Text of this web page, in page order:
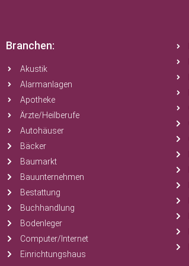
Branchen:
Akustik
Alarmanlagen
Apotheke
Ärzte/Heilberufe
Autohäuser
Bäcker
Baumarkt
Bauunternehmen
Bestattung
Buchhandlung
Bodenleger
Computer/Internet
Einrichtungshaus